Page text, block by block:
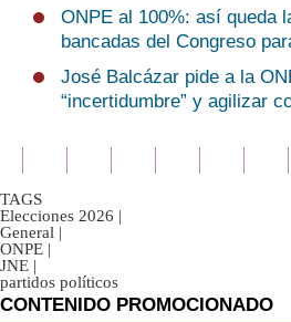
ONPE al 100%: así queda
bancadas del Congreso
José Balcázar pide a la
“incertidumbre” y agilizar
TAGS
Elecciones 2026 |
General |
ONPE |
JNE |
partidos políticos